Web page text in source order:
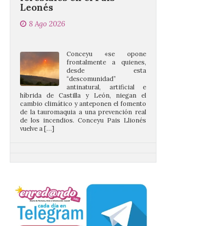
antinatural, artificial e
híbrida de Castilla y León, niegan el
cambio climático y anteponen el fomento
de la tauromaquia a una prevención real
de los incendios. Conceyu Pais Llionés
vuelve a […]
8 Ago 2026